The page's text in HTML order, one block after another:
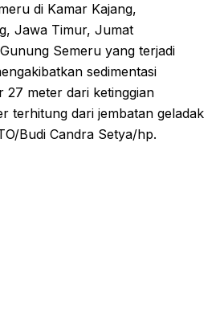
di Kamar Kajang,
Jawa Timur, Jumat
Semeru yang terjadi
sedimentasi
27 meter dari ketinggian
terhitung dari jembatan geladak
Budi Candra Setya/hp.